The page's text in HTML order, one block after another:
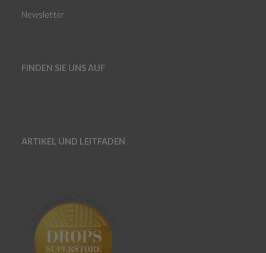
Newsletter
FINDEN SIE UNS AUF
ARTIKEL UND LEITFADEN